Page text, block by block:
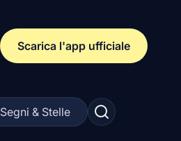
Scarica l'app ufficiale
Segni & Stelle